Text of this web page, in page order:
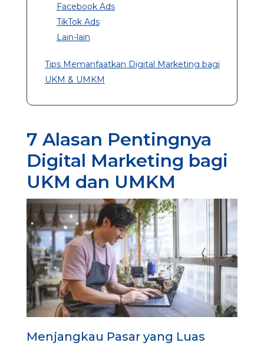
Facebook Ads
TikTok Ads
Lain-lain
Tips Memanfaatkan Digital Marketing bagi
UKM & UMKM
7 Alasan Pentingnya
Digital Marketing bagi
UKM dan UMKM
Menjangkau Pasar yang Luas